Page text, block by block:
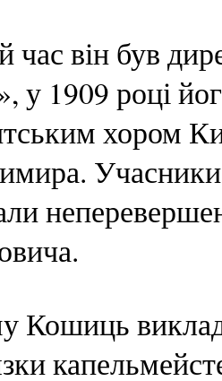
час він був
у 1909 році
хором
Кошиць